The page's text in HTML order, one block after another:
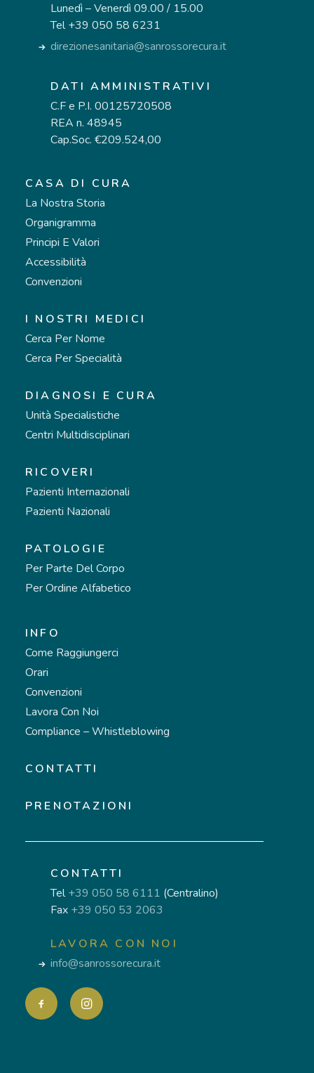
Lunedì – Venerdì 09.00 / 15.00
Tel +39 050 58 6231
direzionesanitaria@sanrossorecura.it
DATI AMMINISTRATIVI
C.F e P.I. 00125720508
REA n. 48945
Cap.Soc. €209.524,00
CASA DI CURA
La Nostra Storia
Organigramma
Principi E Valori
Accessibilità
Convenzioni
I NOSTRI MEDICI
Cerca Per Nome
Cerca Per Specialità
DIAGNOSI E CURA
Unità Specialistiche
Centri Multidisciplinari
RICOVERI
Pazienti Internazionali
Pazienti Nazionali
PATOLOGIE
Per Parte Del Corpo
Per Ordine Alfabetico
INFO
Come Raggiungerci
Orari
Convenzioni
Lavora Con Noi
Compliance – Whistleblowing
CONTATTI
PRENOTAZIONI
CONTATTI
Tel+39 050 58 6111 (Centralino)
Fax +39 050 53 2063
LAVORA CON NOI
info@sanrossorecura.it